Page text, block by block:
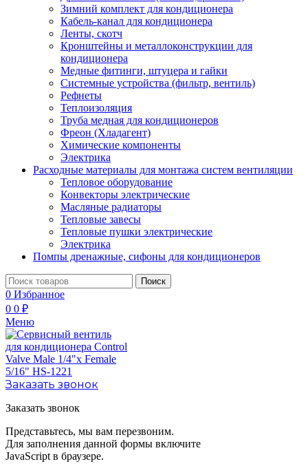
Зимний комплект для кондиционера
Кабель-канал для кондиционера
Ленты, скотч
Кронштейны и металлоконструкции для
кондиционера
Медные фитинги, штуцера и гайки
Системные устройства (фильтр, вентиль)
Рефнеты
Теплоизоляция
Труба медная для кондиционеров
Фреон (Хладагент)
Химические компоненты
Электрика
Расходные материалы для монтажа систем вентиляции
Тепловое оборудование
Конвекторы электрические
Масляные радиаторы
Тепловые завесы
Тепловые пушки электрические
Электрика
Помпы дренажные, сифоны для кондиционеров
Поиск
0 Избранное
0 0 ₽
Меню
Заказать звонок
Заказать звонок
Представьтесь, мы вам перезвоним.
Для заполнения данной формы включите
JavaScript в браузере.